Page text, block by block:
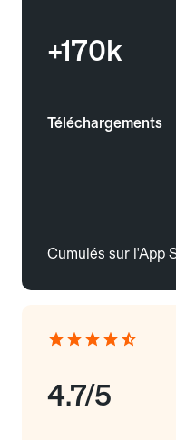
+170k
Téléchargements
Cumulés sur l'App
4.7/5